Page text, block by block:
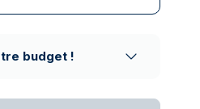
budget !